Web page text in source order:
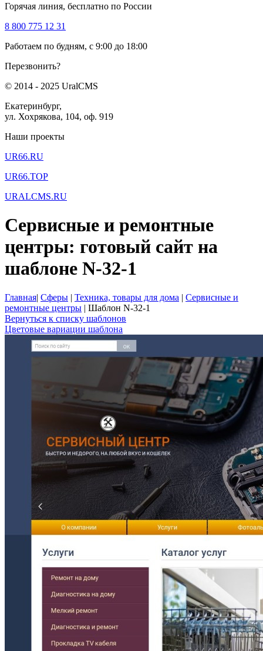
Горячая линия, бесплатно по России
8 800 775 12 31
Работаем по будням, с 9:00 до 18:00
Перезвонить?
© 2014 - 2025 UralCMS
Екатеринбург,
ул. Хохрякова, 104, оф. 919
Наши проекты
UR66.RU
UR66.TOP
URALCMS.RU
Сервисные и ремонтные
центры: готовый сайт на
шаблоне N-32-1
Главная| Сферы | Техника, товары для дома | Сервисные и
ремонтные центры | Шаблон N-32-1
Вернуться к списку шаблонов
Цветовые вариации шаблона